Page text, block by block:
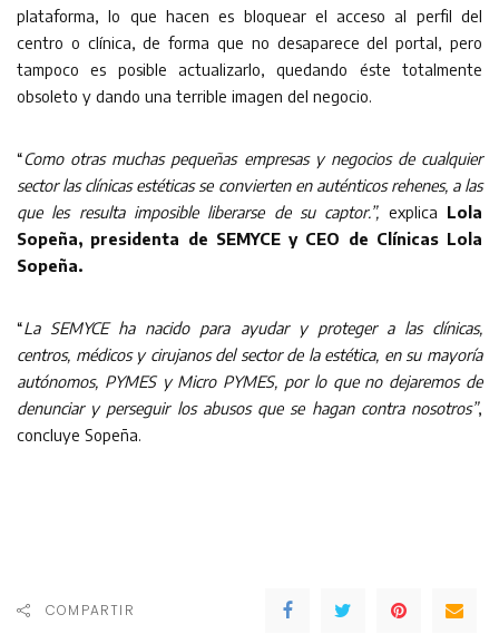
plataforma, lo que hacen es bloquear el acceso al perfil del
centro o clínica, de forma que no desaparece del portal, pero
tampoco es posible actualizarlo, quedando éste totalmente
obsoleto y dando una terrible imagen del negocio.
“Como otras muchas pequeñas empresas y negocios de cualquier
sector las clínicas estéticas se convierten en auténticos rehenes, a las
que les resulta imposible liberarse de su captor.”, explica Lola
Sopeña, presidenta de SEMYCE y CEO de Clínicas Lola
Sopeña.
“La SEMYCE ha nacido para ayudar y proteger a las clínicas,
centros, médicos y cirujanos del sector de la estética, en su mayoría
autónomos, PYMES y Micro PYMES, por lo que no dejaremos de
denunciar y perseguir los abusos que se hagan contra nosotros”,
concluye Sopeña.
COMPARTIR